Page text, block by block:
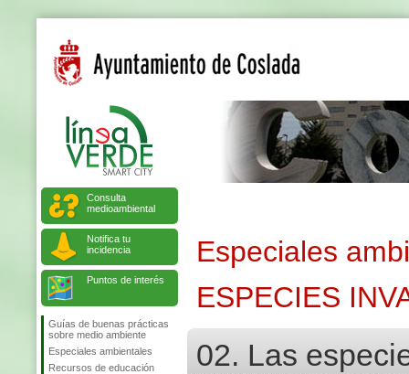
Consulta
medioambiental
Notifica tu
incidencia
Puntos de interés
Guías de buenas prácticas
sobre medio ambiente
Especiales ambientales
Recursos de educación
Especiales
ESPECIES
02. Las